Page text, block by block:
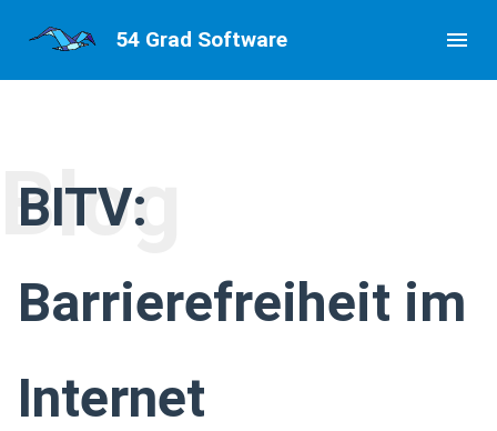
54 Grad Software menu
Blog
BITV:
Barrierefreiheit im
Internet